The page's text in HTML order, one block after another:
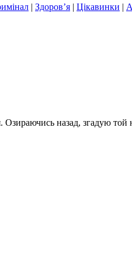
| Здоров’я | Цікавинки |
назад, згадую той